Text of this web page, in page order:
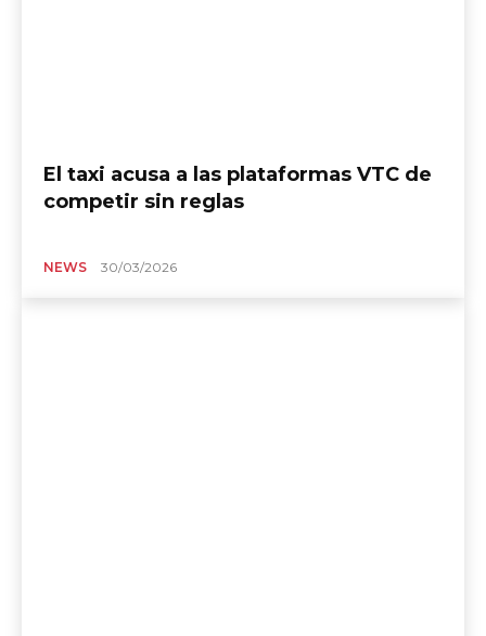
El taxi acusa a las plataformas VTC de
competir sin reglas
NEWS 30/03/2026